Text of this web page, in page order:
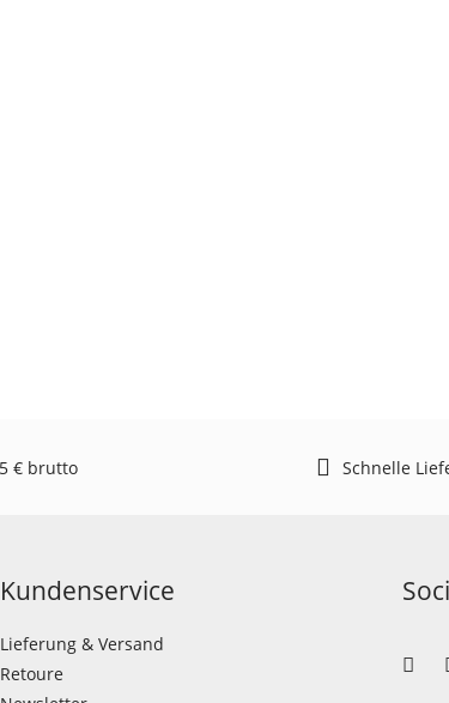
Retoure
Newsletter